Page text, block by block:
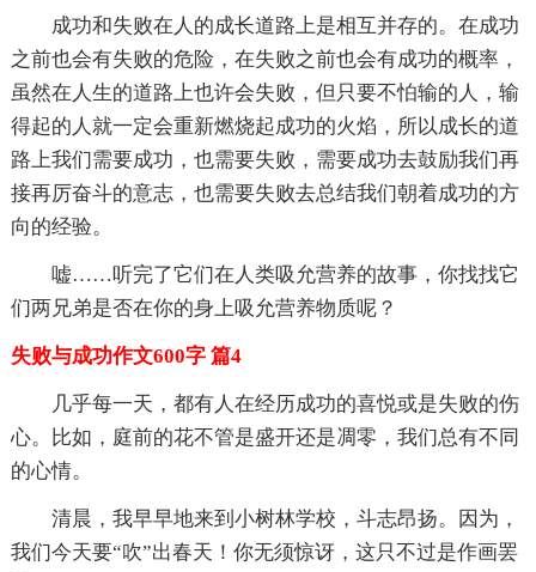
成功和失败在人的成长道路上是相互并存的。在成功
之前也会有失败的危险，在失败之前也会有成功的概率，
虽然在人生的道路上也许会失败，但只要不怕输的人，输
得起的人就一定会重新燃烧起成功的火焰，所以成长的道
路上我们需要成功，也需要失败，需要成功去鼓励我们再
接再厉奋斗的意志，也需要失败去总结我们朝着成功的方
向的经验。
嘘……听完了它们在人类吸允营养的故事，你找找它
们两兄弟是否在你的身上吸允营养物质呢？
失败与成功作文600字 篇4
几乎每一天，都有人在经历成功的喜悦或是失败的伤
心。比如，庭前的花不管是盛开还是凋零，我们总有不同
的心情。
清晨，我早早地来到小树林学校，斗志昂扬。因为，
我们今天要“吹”出春天！你无须惊讶，这只不过是作画罢